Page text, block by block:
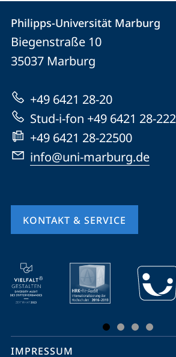
Kontakt
und
Informationen
zur
Website
Kontaktinformationen
Philipps-
Universität
Marburg
Philipps-Universität Marburg
Biegenstraße 10
35037 Marburg
+49 6421 28-20
Stud-i-fon +49 6421 28-
+49 6421 28-22500
info@uni-marburg.de
KONTAKT & SERVICE
Mobile-
Service-
Navigation
Social
IMPRESSUM